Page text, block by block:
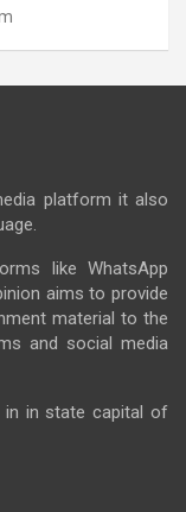
platform it also
like WhatsApp
aims to provide
material to the
and social media
in in state capital of